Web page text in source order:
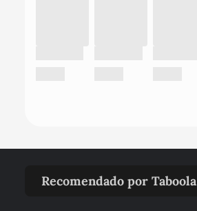
Recomendado por Taboola